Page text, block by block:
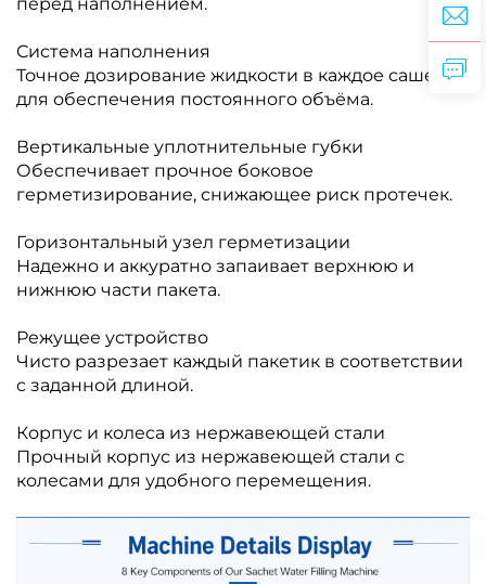
Система наполнения
Точное дозирование жидкости в каждое саше
для обеспечения постоянного объёма.
Вертикальные уплотнительные губки
Обеспечивает прочное боковое
герметизирование, снижающее риск протечек.
Горизонтальный узел герметизации
Надежно и аккуратно запаивает верхнюю и
нижнюю части пакета.
Режущее устройство
Чисто разрезает каждый пакетик в соответствии
с заданной длиной.
Корпус и колеса из нержавеющей стали
Прочный корпус из нержавеющей стали с
колесами для удобного перемещения.